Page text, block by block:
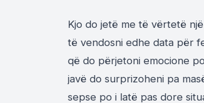
Kjo do jetë me të vërtetë
të vendosni edhe data për
që do përjetoni emocione
javë do surprizoheni pa
sepse po i latë pas dore